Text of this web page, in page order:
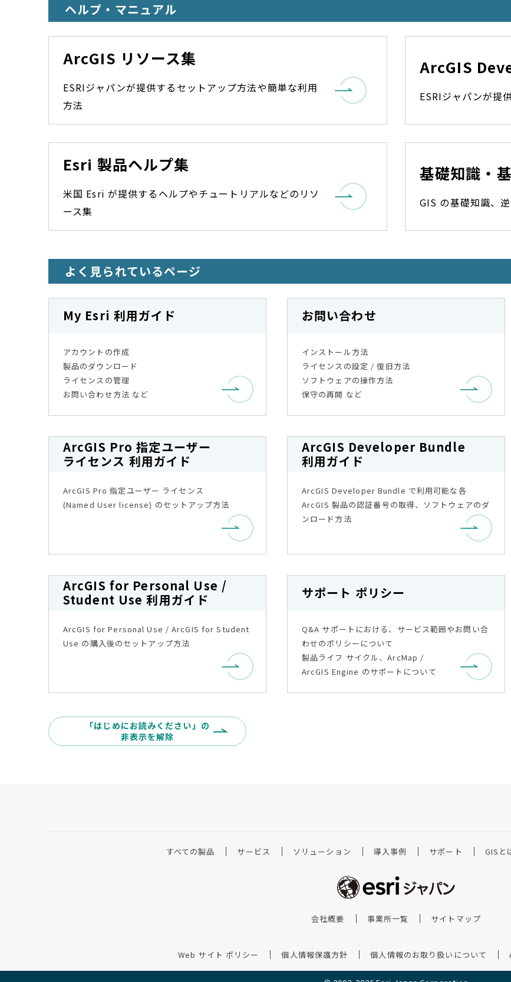
ヘルプ・マニュアル
ArcGIS リソース集
ESRIジャパンが提供するセットアップ方法や簡単な利用
方法
ArcGIS
ESRIジャパンが提
Esri 製品ヘルプ集
米国 Esri が提供するヘルプやチュートリアルなどのリソ
ース集
基礎知識・
GIS の基礎知識、
よく見られているページ
My Esri 利用ガイド
アカウントの作成
製品のダウンロード
ライセンスの管理
お問い合わせ方法 など
お問い合わせ
インストール方法
ライセンスの設定 / 復旧方法
ソフトウェアの操作方法
保守の再開 など
ArcGIS Pro 指定ユーザー
ライセンス 利用ガイド
ArcGIS Pro 指定ユーザー ライセンス
(Named User license) のセットアップ方法
ArcGIS Developer Bundle
利用ガイド
ArcGIS Developer Bundle で利用可能な各
ArcGIS 製品の認証番号の取得、ソフトウェアのダ
ンロード方法
ArcGIS for Personal Use /
Student Use 利用ガイド
ArcGIS for Personal Use / ArcGIS for Student
Use の購入後のセットアップ方法
サポート ポリシー
Q&A サポートにおける、サービス範囲やお問い合
わせのポリシーについて
製品ライフ サイクル、ArcMap /
ArcGIS Engine のサポートについて
「はじめにお読みください」の
非表示を解除
すべての製品 サービス ソリューション 導入事例 サポート GISと
会社概要 事業所一覧 サイトマップ
Web サイト ポリシー 個人情報保護方針 個人情報のお取り扱いについて